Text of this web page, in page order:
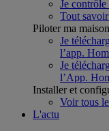
Je
Tout
Piloter ma
Je
l’app.
Je
l’App.
Installer et
Voir tous
L'actu